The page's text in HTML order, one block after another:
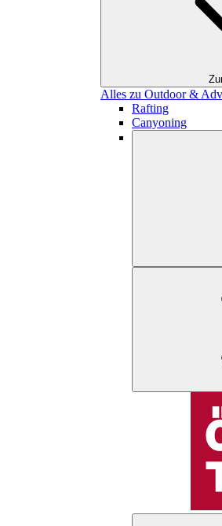
Alles zu Outdoor &
Rafting
Canyoning